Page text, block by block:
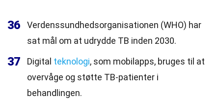
36
Verdenssundhedsorganisationen (WHO) har
sat mål om at udrydde TB inden 2030.
37 Digital teknologi, som mobilapps, bruges til at
overvåge og støtte TB-patienter i
behandlingen.